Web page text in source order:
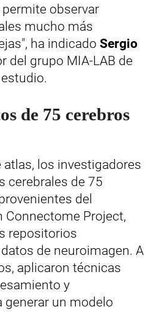
observar
mucho más
ha indicadoSergio
del grupo MIA-LAB de
de 75 cerebros
atlas, los investigadores
cerebrales de 75
del
Connectome Project,
repositorios
de neuroimagen. A
aplicaron técnicas
y
generar un modelo